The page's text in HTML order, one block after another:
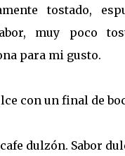
tostado,
muy poco
para mi gusto.
con un final de
dulzón. Sabor